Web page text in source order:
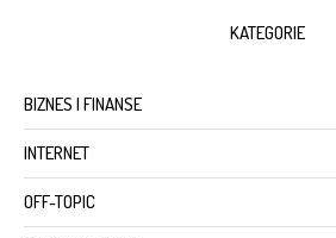
KATEGORIE
BIZNES I FINANSE
INTERNET
OFF-TOPIC